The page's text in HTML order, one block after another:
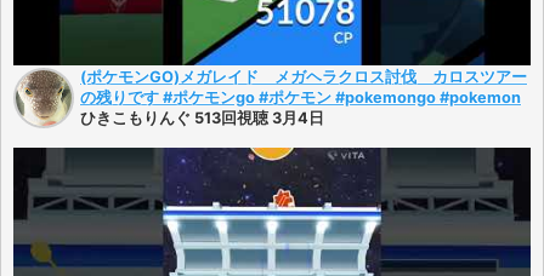
(ポケモンGO)メガレイド メガヘラクロス討伐 カロスツアー
の残りです #ポケモンgo #ポケモン #pokemongo #pokemon
ひきこもりんぐ 513回視聴 3月4日